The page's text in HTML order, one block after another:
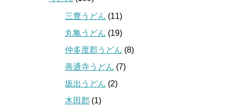
三豊うどん (11)
丸亀うどん (19)
仲多度郡うどん (8)
善通寺うどん (7)
坂出うどん (2)
木田郡 (1)